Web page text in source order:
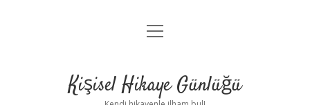
Anasayfa
Yasal Uyarı
menüyü
Kişisel Hikaye Günlüğü